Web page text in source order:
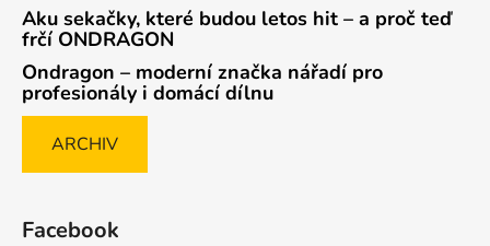
Aku sekačky, které budou letos hit – a proč teď
frčí ONDRAGON
Ondragon – moderní značka nářadí pro
profesionály i domácí dílnu
ARCHIV
Facebook